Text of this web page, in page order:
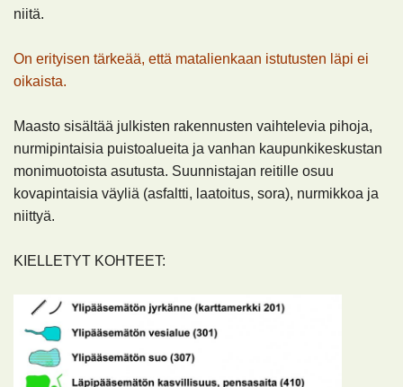
niitä.
On erityisen tärkeää, että matalienkaan istutusten läpi ei
oikaista.
Maasto sisältää julkisten rakennusten vaihtelevia pihoja,
nurmipintaisia puistoalueita ja vanhan kaupunkikeskustan
monimuotoista asutusta. Suunnistajan reitille osuu
kovapintaisia väyliä (asfaltti, laatoitus, sora), nurmikkoa ja
niittyä.
KIELLETYT KOHTEET: